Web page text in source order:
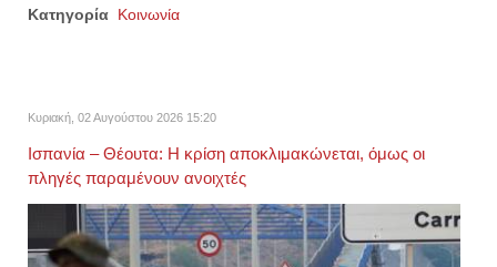
Κατηγορία Κοινωνία
Κυριακή, 02 Αυγούστου 2026 15:20
Ισπανία – Θέουτα: Η κρίση αποκλιμακώνεται, όμως οι
πληγές παραμένουν ανοιχτές